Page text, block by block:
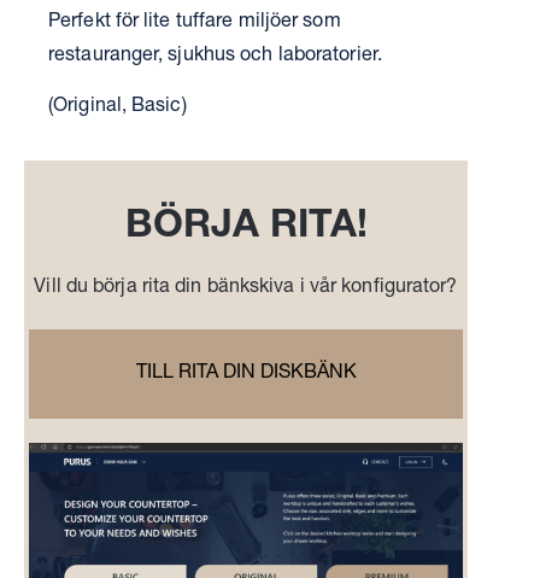
Perfekt för lite tuffare miljöer som
restauranger, sjukhus och laboratorier.
(Original, Basic)
BÖRJA RITA!
Vill du börja rita din bänkskiva i vår konfigurator?
TILL RITA DIN DISKBÄNK